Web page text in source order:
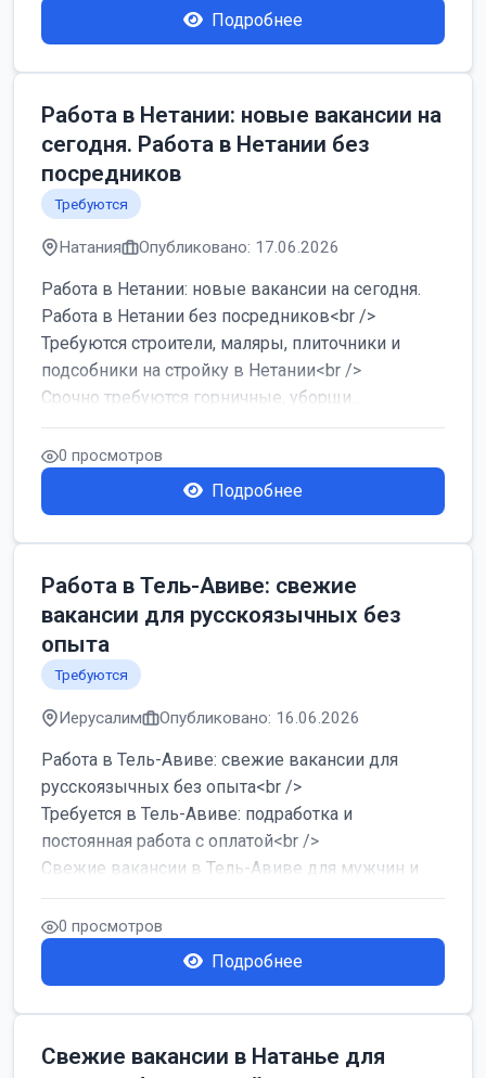
Подробнее
Работа в Нетании: новые вакансии на
сегодня. Работа в Нетании без
посредников
Требуются
Натания Опубликовано: 17.06.2026
Работа в Нетании: новые вакансии на сегодня.
Работа в Нетании без посредников<br />
Требуются строители, маляры, плиточники и
подсобники на стройку в Нетании<br />
Срочно требуются горничные, уборщи...
0 просмотров
Подробнее
Работа в Тель-Авиве: свежие
вакансии для русскоязычных без
опыта
Требуются
Иерусалим Опубликовано: 16.06.2026
Работа в Тель-Авиве: свежие вакансии для
русскоязычных без опыта<br />
Требуется в Тель-Авиве: подработка и
постоянная работа с оплатой<br />
Свежие вакансии в Тель-Авиве для мужчин и
женщин от хозя...
0 просмотров
Подробнее
Свежие вакансии в Натанье для